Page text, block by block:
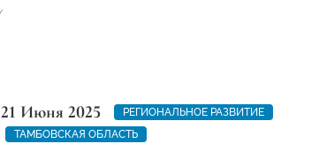
21 Июня 2025
РЕГИОНАЛЬНОЕ РАЗВИТИЕ
ТАМБОВСКАЯ ОБЛАСТЬ